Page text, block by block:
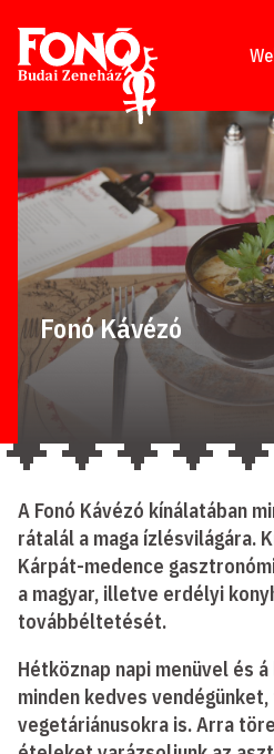
Tovább a tartalomhoz
Fonó Kávézó
A Fonó Kávézó kínálatában
rátalál a maga ízlésvilágára.
Kárpát-medence
a magyar, illetve erdélyi
továbbéltetését.
Hétköznap napi menüvel és
minden kedves
vegetáriánusokra is. Arra